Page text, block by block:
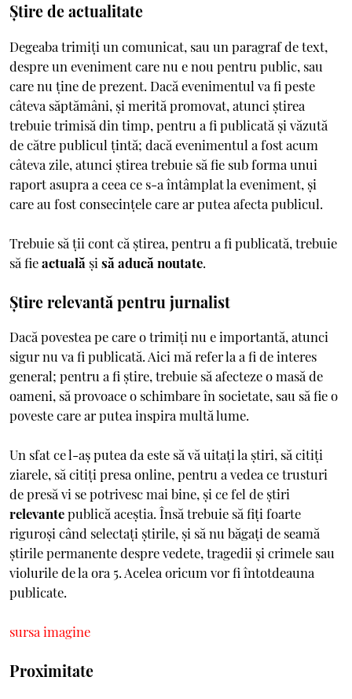
Știre de actualitate
Degeaba trimiți un comunicat, sau un paragraf de text,
despre un eveniment care nu e nou pentru public, sau
care nu ține de prezent. Dacă evenimentul va fi peste
câteva săptămâni, și merită promovat, atunci știrea
trebuie trimisă din timp, pentru a fi publicată și văzută
de către publicul țintă; dacă evenimentul a fost acum
câteva zile, atunci știrea trebuie să fie sub forma unui
raport asupra a ceea ce s-a întâmplat la eveniment, și
care au fost consecințele care ar putea afecta publicul.
Trebuie să ții cont că știrea, pentru a fi publicată, trebuie
să fieactuală și să aducă noutate.
Știre relevantă pentru jurnalist
Dacă povestea pe care o trimiți nu e importantă, atunci
sigur nu va fi publicată. Aici mă refer la a fi de interes
general; pentru a fi știre, trebuie să afecteze o masă de
oameni, să provoace o schimbare în societate, sau să fie o
poveste care ar putea inspira multă lume.
Un sfat ce l-aș putea da este să vă uitați la știri, să citiți
ziarele, să citiți presa online, pentru a vedea ce trusturi
de presă vi se potrivesc mai bine, și ce fel de știri
relevantepublică aceștia. Însă trebuie să fiți foarte
riguroși când selectați știrile, și să nu băgați de seamă
știrile permanente despre vedete, tragedii și crimele sau
violurile de la ora 5. Acelea oricum vor fi întotdeauna
publicate.
sursa imagine
Proximitate